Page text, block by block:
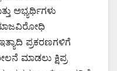
ಅಭ್ಯರ್ಥಿಗಳು
ಪ್ರಕರಣಗಳಿಗೆ
ಮಾಡಲು ಕ್ಷಿಪ್ರ